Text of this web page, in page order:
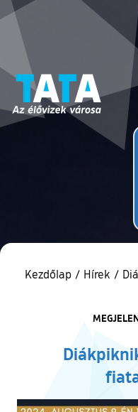
Kezdőlap / Hírek /